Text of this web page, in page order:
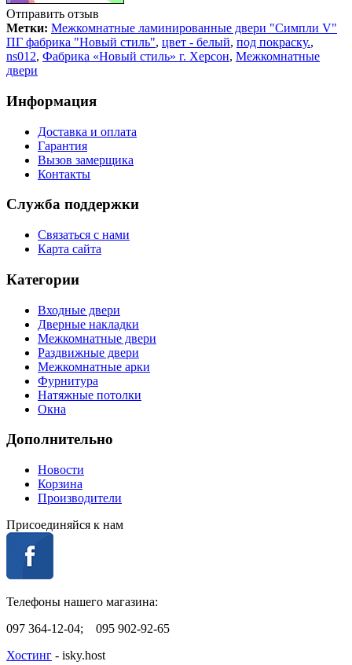
Отправить отзыв
Метки: Межкомнатные ламинированные двери "Симпли V"
ПГ фабрика "Новый стиль", цвет - белый, под покраску.,
ns012, Фабрика «Новый стиль» г. Херсон, Межкомнатные
двери
Информация
Доставка и оплата
Гарантия
Вызов замерщика
Контакты
Служба поддержки
Связаться с нами
Карта сайта
Категории
Входные двери
Дверные накладки
Межкомнатные двери
Раздвижные двери
Межкомнатные арки
Фурнитура
Натяжные потолки
Окна
Дополнительно
Новости
Корзина
Производители
Присоединяйся к нам
Телефоны нашего магазина:
097 364-12-04; 095 902-92-65
Хостинг - isky.host